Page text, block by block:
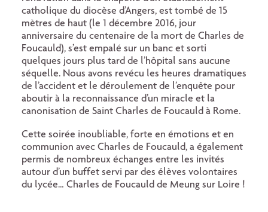
catholique du diocèse d’Angers, est tombé de 15
mètres de haut (le 1 décembre 2016, jour
anniversaire du centenaire de la mort de Charles de
Foucauld), s’est empalé sur un banc et sorti
quelques jours plus tard de l’hôpital sans aucune
séquelle. Nous avons revécu les heures dramatiques
de l’accident et le déroulement de l’enquête pour
aboutir à la reconnaissance d’un miracle et la
canonisation de Saint Charles de Foucauld à Rome.
Cette soirée inoubliable, forte en émotions et en
communion avec Charles de Foucauld, a également
permis de nombreux échanges entre les invités
autour d’un buffet servi par des élèves volontaires
du lycée… Charles de Foucauld de Meung sur Loire !